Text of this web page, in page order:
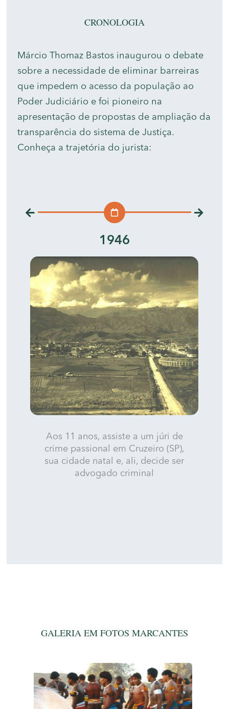
CRONOLOGIA
Márcio Thomaz Bastos inaugurou o debate
sobre a necessidade de eliminar barreiras
que impedem o acesso da população ao
Poder Judiciário e foi pioneiro na
apresentação de propostas de ampliação da
transparência do sistema de Justiça.
Conheça a trajetória do jurista:
1946
Aos 11 anos, assiste a um júri de
crime passional em Cruzeiro (SP),
sua cidade natal e, ali, decide ser
advogado criminal
GALERIA EM FOTOS MARCANTES